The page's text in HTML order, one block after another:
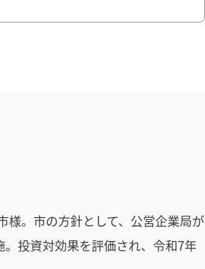
様。市の方針として、公営企業局が
投資対効果を評価され、令和7年